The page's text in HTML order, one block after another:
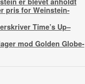
pris for Weinstein-
Time’s Up–
mod Golden Globe-